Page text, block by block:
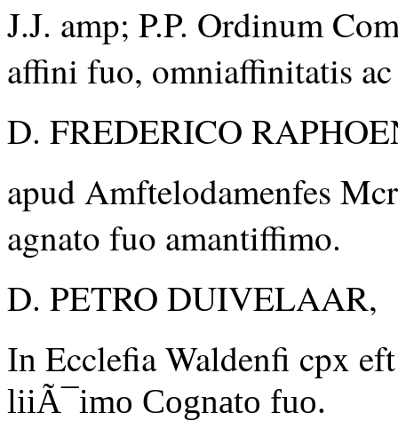
J.J. amp; P.P. Ordinum
affini fuo, omniaffinitatis
D. FREDERICO
apud Amftelodamenfes
agnato fuo amantiffimo.
D. PETRO DUIVELAAR,
In Ecclefia Waldenfi cpx eft
liiÃ¯imo Cognato fuo.